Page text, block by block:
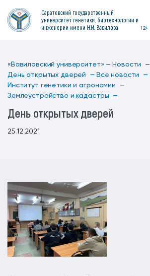
Саратовский государственный
университет генетики, биотехнологии и
инженерии имени Н.И. Вавилова
12+
«Вавиловский университет» — Новости —
День открытых дверей — Все новости —
Институт генетики и агрономии —
Землеустройство и кадастры —
День открытых дверей
25.12.2021